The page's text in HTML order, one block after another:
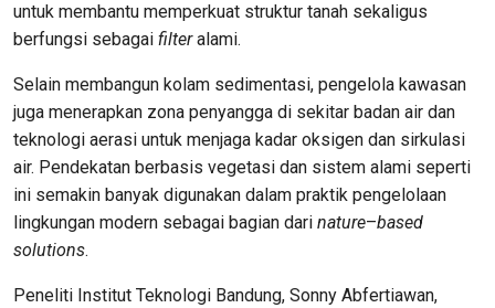
untuk membantu memperkuat struktur tanah sekaligus
berfungsi sebagai filteralami.
Selain membangun kolam sedimentasi, pengelola kawasan
juga menerapkan zona penyangga di sekitar badan air dan
teknologi aerasi untuk menjaga kadar oksigen dan sirkulasi
air. Pendekatan berbasis vegetasi dan sistem alami seperti
ini semakin banyak digunakan dalam praktik pengelolaan
lingkungan modern sebagai bagian dari nature–based
solutions.
Peneliti Institut Teknologi Bandung, Sonny Abfertiawan,